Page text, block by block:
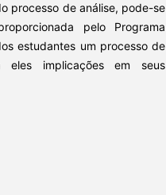
processo de análise, pode-se
pelo Programa
estudantes um processo de
eles implicações em seus